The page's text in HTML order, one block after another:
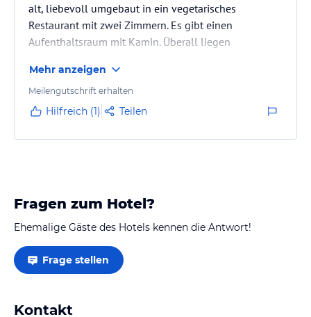
alt, liebevoll umgebaut in ein vegetarisches
Restaurant mit zwei Zimmern. Es gibt einen
Aufenthaltsraum mit Kamin. Überall liegen
passend schönes Geschirr, die alten Tische bleiben
ohne Tischdecke, so dass sie besser zur Geltung
kommen. Moderne Teile sieht man eigentlich nur in
ausgestattet. Eine Augenweide, jedes Detail - von den
Mehr anzeigen
Meilengutschrift erhalten
Hilfreich (1) Teilen
Fragen zum Hotel?
Ehemalige Gäste des Hotels kennen die Antwort!
Frage stellen
Kontakt